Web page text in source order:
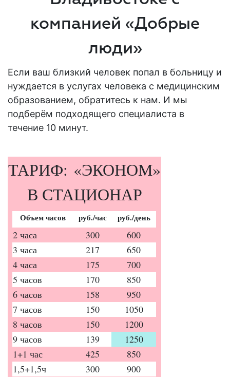
компанией «Добрые
люди»
Если ваш близкий человек попал в больницу и
нуждается в услугах человека с медицинским
образованием, обратитесь к нам. И мы
подберём подходящего специалиста в
течение 10 минут.
ТАРИФ: «ЭКОНОМ»
В СТАЦИОНАР
Объем часов руб./час руб./день
2 часа 300
600
3 часа
217
650
4 часа
175
700
5 часов
170
850
6 часов
158
950
7 часов
150
1050
8 часов
150
1200
9 часов
139
1250
1+1 час
425
850
1,5+1,5ч
300
900